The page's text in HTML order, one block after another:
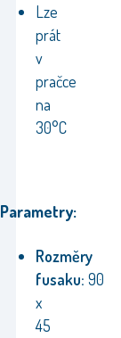
Lze
prát
v
pračce
na
30°C
Parametry:
Rozměry
fusaku: 90
x
45